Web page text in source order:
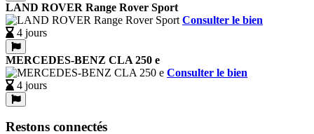
LAND ROVER Range Rover Sport
Consulter le bien
4 jours
MERCEDES-BENZ CLA 250 e
Consulter le bien
4 jours
Restons connectés